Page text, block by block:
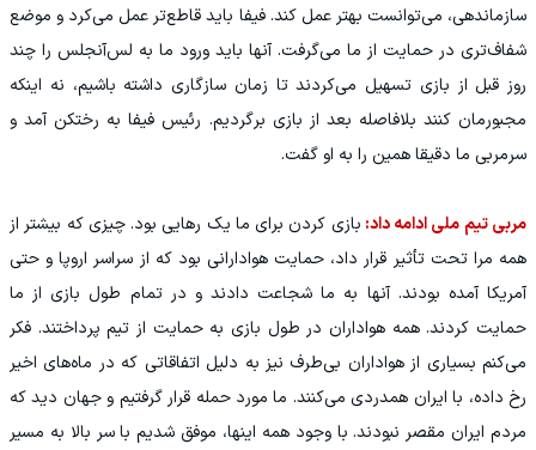
سازماندهی، می‌توانست بهتر عمل کند. فیفا باید قاطع‌تر عمل می‌کرد و موضع
شفاف‌تری در حمایت از ما می‌گرفت. آنها باید ورود ما به لس‌آنجلس را چند
روز قبل از بازی تسهیل می‌کردند تا زمان سازگاری داشته باشیم، نه اینکه
مجبورمان کنند بلافاصله بعد از بازی برگردیم. رئیس فیفا به رختکن آمد و
سرمربی ما دقیقا همین را به او گفت.
مربی تیم ملی ادامه داد: بازی کردن برای ما یک رهایی بود. چیزی که بیشتر از
همه مرا تحت تأثیر قرار داد، حمایت هوادارانی بود که از سراسر اروپا و حتی
آمریکا آمده بودند. آنها به ما شجاعت دادند و در تمام طول بازی از ما
حمایت کردند. همه هواداران در طول بازی به حمایت از تیم پرداختند. فکر
می‌کنم بسیاری از هواداران بی‌طرف نیز به دلیل اتفاقاتی که در ماه‌های اخیر
رخ داده، با ایران همدردی می‌کنند. ما مورد حمله قرار گرفتیم و جهان دید که
مردم ایران مقصر نبودند. با وجود همه اینها، موفق شدیم با سر بالا به مسیر